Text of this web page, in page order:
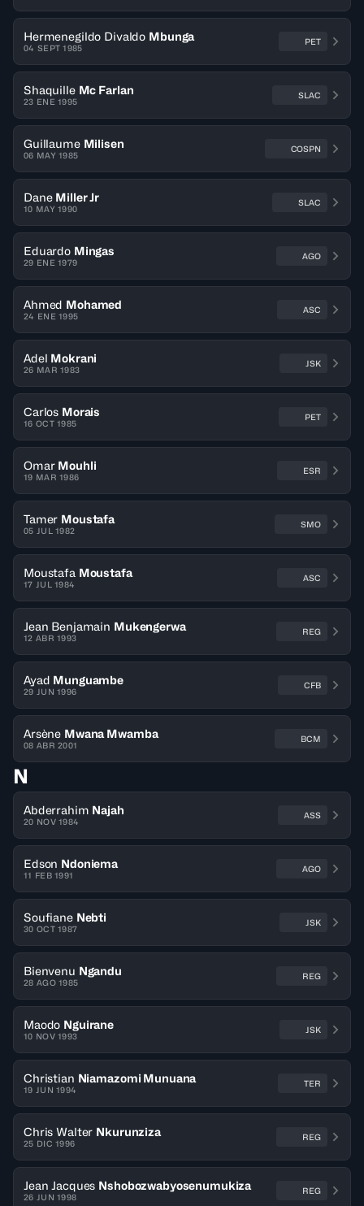
Hermenegildo Divaldo Mbunga
04 SEPT 1985
PET
Shaquille Mc Farlan
23 ENE 1995
SLAC
Guillaume Milisen
06 MAY 1985
COSPN
Dane Miller Jr
10 MAY 1990
SLAC
Eduardo Mingas
29 ENE 1979
AGO
Ahmed Mohamed
24 ENE 1995
ASC
Adel Mokrani
26 MAR 1983
JSK
Carlos Morais
16 OCT 1985
PET
Omar Mouhli
19 MAR 1986
ESR
Tamer Moustafa
05 JUL 1982
SMO
Moustafa Moustafa
17 JUL 1984
ASC
Jean Benjamain Mukengerwa
12 ABR 1993
REG
Ayad Munguambe
29 JUN 1996
CFB
Arsène Mwana Mwamba
08 ABR 2001
BCM
N
Abderrahim Najah
20 NOV 1984
ASS
Edson Ndoniema
11 FEB 1991
AGO
Soufiane Nebti
30 OCT 1987
JSK
Bienvenu Ngandu
28 AGO 1985
REG
Maodo Nguirane
10 NOV 1993
JSK
Christian Niamazomi Munuana
19 JUN 1994
TER
Chris Walter Nkurunziza
25 DIC 1996
REG
Jean Jacques Nshobozwabyosenumukiza
26 JUN 1998
REG